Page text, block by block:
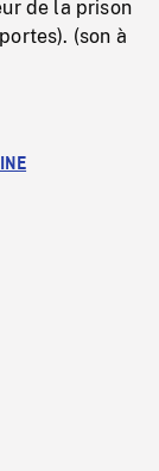
de la prison
(son à